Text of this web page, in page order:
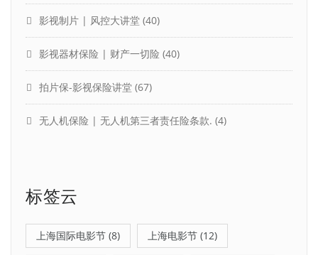
影视制片 | 风控大讲堂 (40)
影视器材保险 | 财产一切险 (40)
拍片保-影视保险讲堂 (67)
无人机保险 | 无人机第三者责任险条款. (4)
标签云
上海国际电影节 (8) 上海电影节 (12)